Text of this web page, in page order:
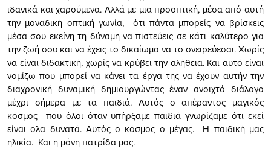
ιδανικά και χαρούμενα. Αλλά με μια προοπτική, μέσα από αυτή
την μοναδική οπτική γωνία, ότι πάντα μπορείς να βρίσκεις
μέσα σου εκείνη τη δύναμη να πιστεύεις σε κάτι καλύτερο για
την ζωή σου και να έχεις το δικαίωμα να το ονειρεύεσαι. Χωρίς
να είναι διδακτική, χωρίς να κρύβει την αλήθεια. Και αυτό είναι
νομίζω που μπορεί να κάνει τα έργα της να έχουν αυτήν την
διαχρονική δυναμική δημιουργώντας έναν ανοιχτό διάλογο
μέχρι σήμερα με τα παιδιά. Αυτός ο απέραντος μαγικός
κόσμος που όλοι όταν υπήρξαμε παιδιά γνωρίζαμε ότι εκεί
είναι όλα δυνατά. Αυτός ο κόσμος ο μέγας. Η παιδική μας
ηλικία. Και η μόνη πατρίδα μας.